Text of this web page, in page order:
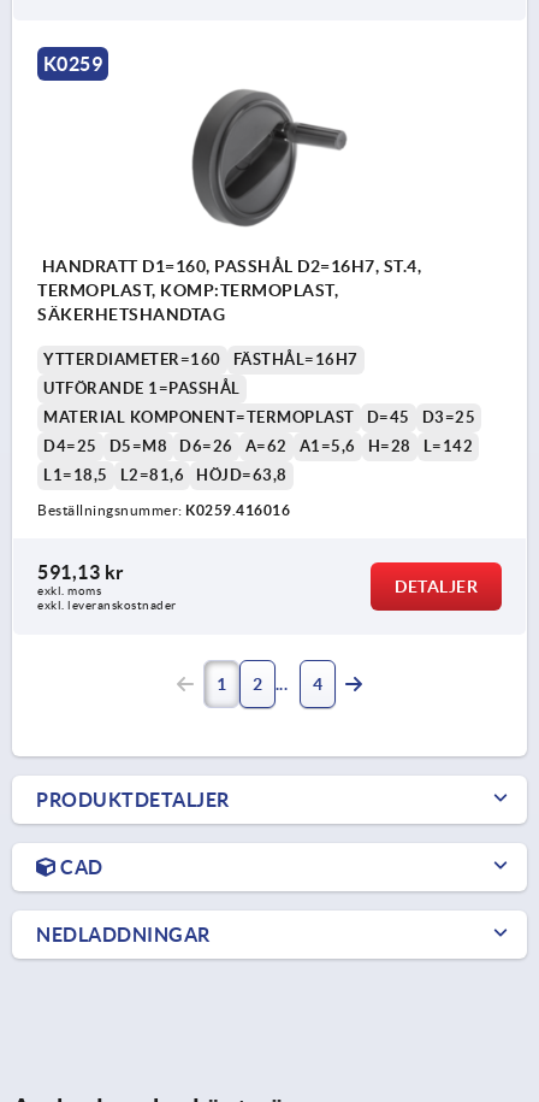
K0259
HANDRATT D1=160, PASSHÅL D2=16H7, ST.4,
TERMOPLAST, KOMP:TERMOPLAST,
SÄKERHETSHANDTAG
YTTERDIAMETER=160
FÄSTHÅL=16H7
UTFÖRANDE 1=PASSHÅL
MATERIAL KOMPONENT=TERMOPLAST
D=45
D3=25
D4=25
D5=M8 D6=26 A=62 A1=5,6 H=28
L=142
L1=18,5
L2=81,6 HÖJD=63,8
Beställningsnummer: K0259.416016
591,13 kr
exkl. moms
exkl. leveranskostnader
DETALJER
1 2 4
PRODUKTDETALJER
CAD
NEDLADDNINGAR